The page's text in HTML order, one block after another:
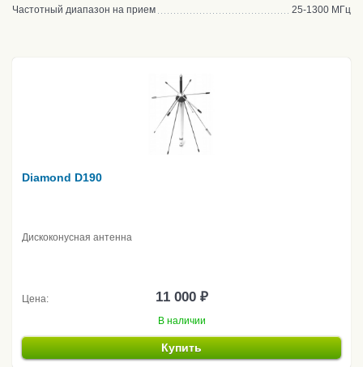
Частотный диапазон на прием
25-1300 МГц
Diamond D190
Дискоконусная антенна
Цена: 11 000 ₽
В наличии
Купить